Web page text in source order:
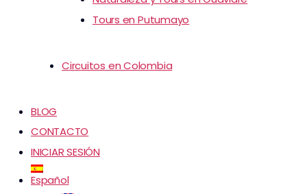
Tours en Putumayo
Circuitos en Colombia
BLOG
CONTACTO
INICIAR SESIÓN
Español